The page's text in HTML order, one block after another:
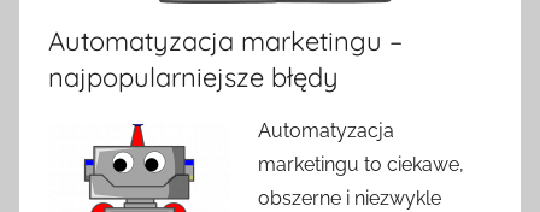
Automatyzacja marketingu –
najpopularniejsze błędy
Automatyzacja
marketingu to ciekawe,
obszerne i niezwykle